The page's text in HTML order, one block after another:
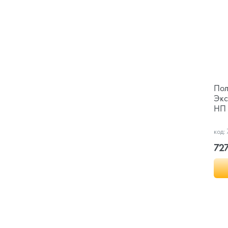
НП
код: